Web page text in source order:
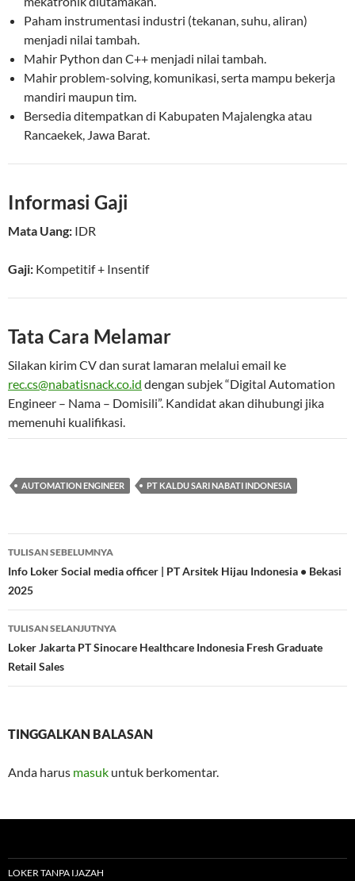
Paham instrumentasi industri (tekanan, suhu, aliran)
menjadi nilai tambah.
Mahir Python dan C++ menjadi nilai tambah.
Mahir problem-solving, komunikasi, serta mampu bekerja
mandiri maupun tim.
Bersedia ditempatkan di Kabupaten Majalengka atau
Rancaekek, Jawa Barat.
Informasi Gaji
Mata Uang: IDR
Gaji: Kompetitif+ Insentif
Tata Cara Melamar
Silakan kirim CV dan surat lamaran melalui email ke
rec.cs@nabatisnack.co.id dengan subjek “Digital Automation
Engineer – Nama – Domisili”. Kandidat akan dihubungi jika
memenuhi kualifikasi.
AUTOMATION ENGINEER PT KALDU SARI NABATI INDONESIA
Navigasi
Tulisan
TULISAN SEBELUMNYA
Info Loker Social media officer | PT Arsitek Hijau Indonesia • Bekasi
2025
TULISAN SELANJUTNYA
Loker Jakarta PT Sinocare Healthcare Indonesia Fresh Graduate
Retail Sales
TINGGALKAN BALASAN
Anda harus masuk untuk berkomentar.
LOKER TANPA IJAZAH